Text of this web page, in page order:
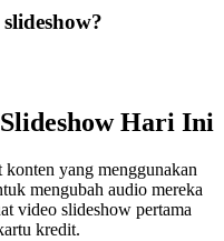
Hari Ini
yang menggunakan
mengubah audio mereka
video slideshow pertama
kredit.